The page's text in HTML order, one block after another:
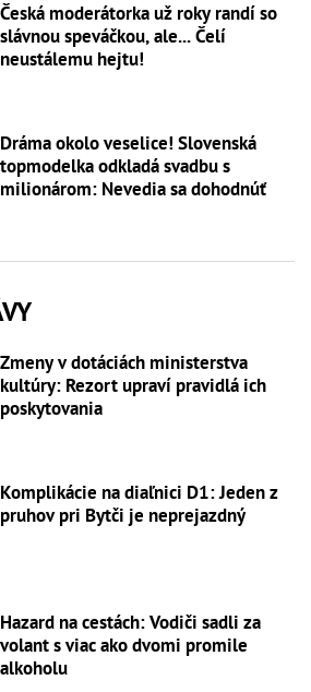
Česká moderátorka už roky randí so
slávnou speváčkou, ale... Čelí
neustálemu hejtu!
Dráma okolo veselice! Slovenská
topmodelka odkladá svadbu s
milionárom: Nevedia sa dohodnúť
Zmeny v dotáciách ministerstva
kultúry: Rezort upraví pravidlá ich
poskytovania
Komplikácie na diaľnici D1: Jeden z
pruhov pri Bytči je neprejazdný
Hazard na cestách: Vodiči sadli za
volant s viac ako dvomi promile
alkoholu